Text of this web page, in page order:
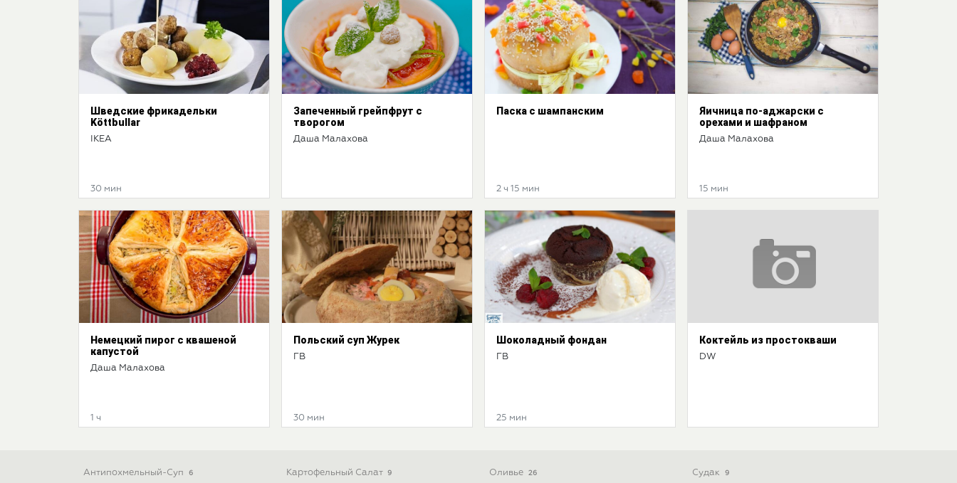
Шведские фрикадельки
Köttbullar
IKEA
30 мин
Запеченный грейпфрут с
творогом
Даша Малахова
Паска с шампанским
2 ч 15 мин
Яичница по-аджарски с
орехами и шафраном
Даша Малахова
15 мин
Немецкий пирог с квашеной
капустой
Даша Малахова
1 ч
Польский суп Журек
ГВ
30 мин
Шоколадный фондан
ГВ
25 мин
Коктейль из простокваши
DW
Антипохмельный-Суп 6 Картофельный Салат 9 Оливье 26 Судак 9